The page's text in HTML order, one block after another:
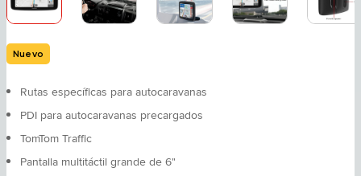
Nuevo
Rutas específicas para autocaravanas
PDI para autocaravanas precargados
TomTom Traffic
Pantalla multitáctil grande de 6"